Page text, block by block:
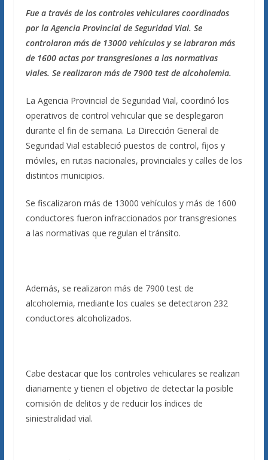
Fue a través de los controles vehiculares coordinados
por la Agencia Provincial de Seguridad Vial. Se
controlaron más de 13000 vehículos y se labraron más
de 1600 actas por transgresiones a las normativas
viales. Se realizaron más de 7900 test de alcoholemia.
La Agencia Provincial de Seguridad Vial, coordinó los
operativos de control vehicular que se desplegaron
durante el fin de semana. La Dirección General de
Seguridad Vial estableció puestos de control, fijos y
móviles, en rutas nacionales, provinciales y calles de los
distintos municipios.
Se fiscalizaron más de 13000 vehículos y más de 1600
conductores fueron infraccionados por transgresiones
a las normativas que regulan el tránsito.
Además, se realizaron más de 7900 test de
alcoholemia, mediante los cuales se detectaron 232
conductores alcoholizados.
Cabe destacar que los controles vehiculares se realizan
diariamente y tienen el objetivo de detectar la posible
comisión de delitos y de reducir los índices de
siniestralidad vial.